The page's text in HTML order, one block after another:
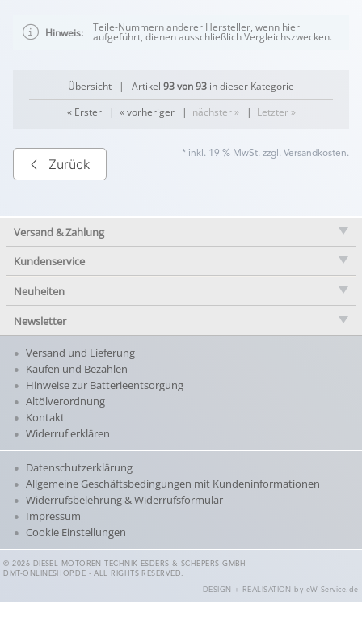
Hinweis: Teile-Nummern anderer Hersteller, wenn hier
aufgeführt, dienen ausschließlich Vergleichszwecken.
Übersicht | Artikel 93 von 93 in dieser Kategorie
« Erster| « vorheriger| nächster »| Letzter »
Zurück
* inkl. 19 % MwSt. zzgl. Versandkosten.
Versand & Zahlung
Kundenservice
Neuheiten
Newsletter
Versand und Lieferung
Kaufen und Bezahlen
Hinweise zur Batterieentsorgung
Altölverordnung
Kontakt
Widerruf erklären
Datenschutzerklärung
Allgemeine Geschäftsbedingungen mit Kundeninformationen
Widerrufsbelehrung & Widerrufsformular
Impressum
Cookie Einstellungen
© 2026 DIESEL-MOTOREN-TECHNIK ESDERS & SCHEPERS GMBH
DMT-ONLINESHOP.DE - ALL RIGHTS RESERVED.
DESIGN + REALISATION by eW-Service.de